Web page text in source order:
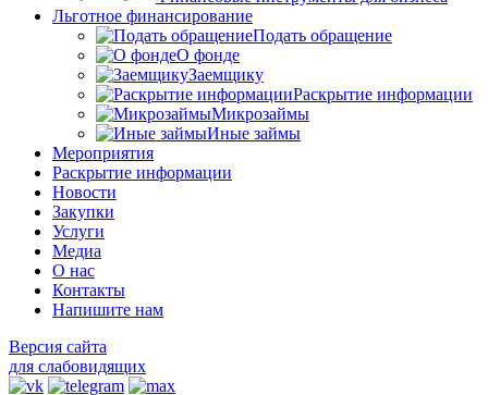
Льготное финансирование
Подать обращение
О фонде
Заемщику
Раскрытие информации
Микрозаймы
Иные займы
Мероприятия
Раскрытие информации
Новости
Закупки
Услуги
Медиа
О нас
Контакты
Напишите нам
Версия сайта
для слабовидящих